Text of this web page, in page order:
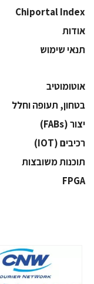
Chiportal Index
אודות
תנאי שימוש
אוטומוטיב
בטחון, תעופה וחלל
‫יצור (‪(FABs‬‬
‫רכיבים‬ (IOT)
‫תוכנות משובצות‬
‫‪FPGA‬‬